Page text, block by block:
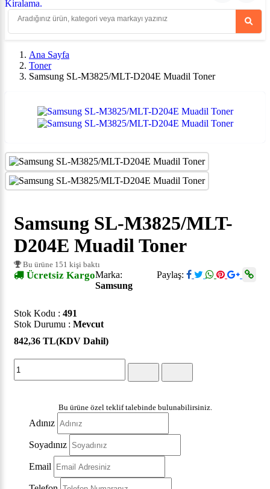
Ana Sayfa
Toner
Samsung SL-M3825/MLT-D204E Muadil Toner
Samsung SL-M3825/MLT-
D204E Muadil Toner
Bu ürüne 151 kişi baktı
Ücretsiz Kargo Paylaş:
Marka:
Samsung
Stok Kodu : 491
Stok Durumu : Mevcut
842,36 TL(KDV Dahil)
Bu ürüne özel teklif talebinde bulunabilirsiniz.
Adınız
Soyadınız
Email